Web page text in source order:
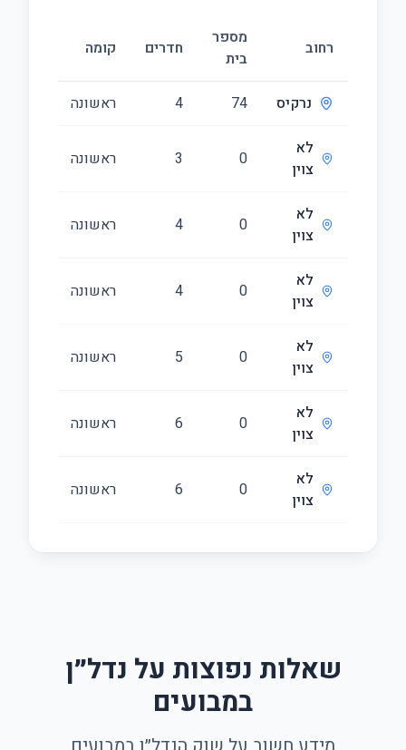
רחוב
מספר
בית
חדרים קומה
נרקיס 74
4 ראשונה
לא
צוין
0
3 ראשונה
לא
צוין
0
4 ראשונה
לא
צוין
0
4 ראשונה
לא
צוין
0
5 ראשונה
לא
צוין
0
6 ראשונה
לא
צוין
0
6 ראשונה
שאלות נפוצות על נדל״ן
במבועים